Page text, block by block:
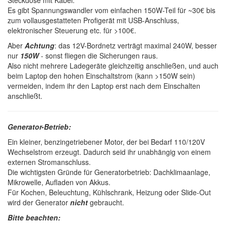
Es gibt Spannungswandler vom einfachen 150W-Teil für ~30€ bis
zum vollausgestatteten Profigerät mit USB-Anschluss,
elektronischer Steuerung etc. für >100€.
Aber Achtung: das 12V-Bordnetz verträgt maximal 240W, besser
nur 150W- sonst fliegen die Sicherungen raus.
Also nicht mehrere Ladegeräte gleichzeitig anschließen, und auch
beim Laptop den hohen Einschaltstrom (kann >150W sein)
vermeiden, indem ihr den Laptop erst nach dem Einschalten
anschließt.
Generator-Betrieb:
Ein kleiner, benzingetriebener Motor, der bei Bedarf 110/120V
Wechselstrom erzeugt. Dadurch seid ihr unabhängig von einem
externen Stromanschluss.
Die wichtigsten Gründe für Generatorbetrieb: Dachklimaanlage,
Mikrowelle, Aufladen von Akkus.
Für Kochen, Beleuchtung, Kühlschrank, Heizung oder Slide-Out
wird der Generator nicht gebraucht.
Bitte beachten: